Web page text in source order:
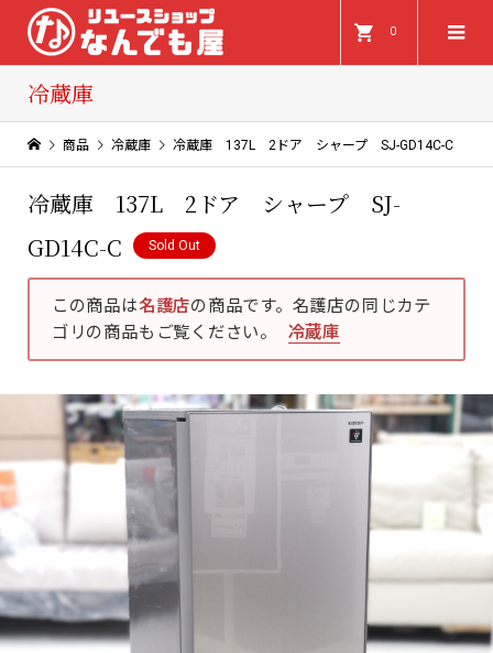
0
冷蔵庫
商品 冷蔵庫 冷蔵庫 137L 2ドア シャープ SJ-GD14C-C
冷蔵庫 137L 2ドア シャープ SJ-
GD14C-C
Sold Out
この商品は名護店の商品です。名護店の同じカテ
ゴリの商品もご覧ください。
冷蔵庫